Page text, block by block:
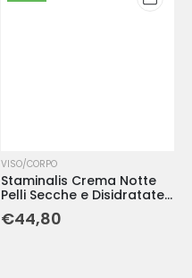
VISO/CORPO
Staminalis Crema Notte
Pelli Secche e Disidratate |
Idratazione Profonda - 50
ml
€44,80